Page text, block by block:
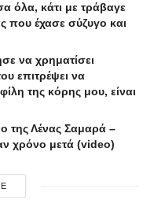
όλα, κάτι με τράβαγε
που έχασε σύζυγο και
να χρηματίσει
επιτρέψει να
της κόρης μου, είναι
της Λένας Σαμαρά –
χρόνο μετά (video)